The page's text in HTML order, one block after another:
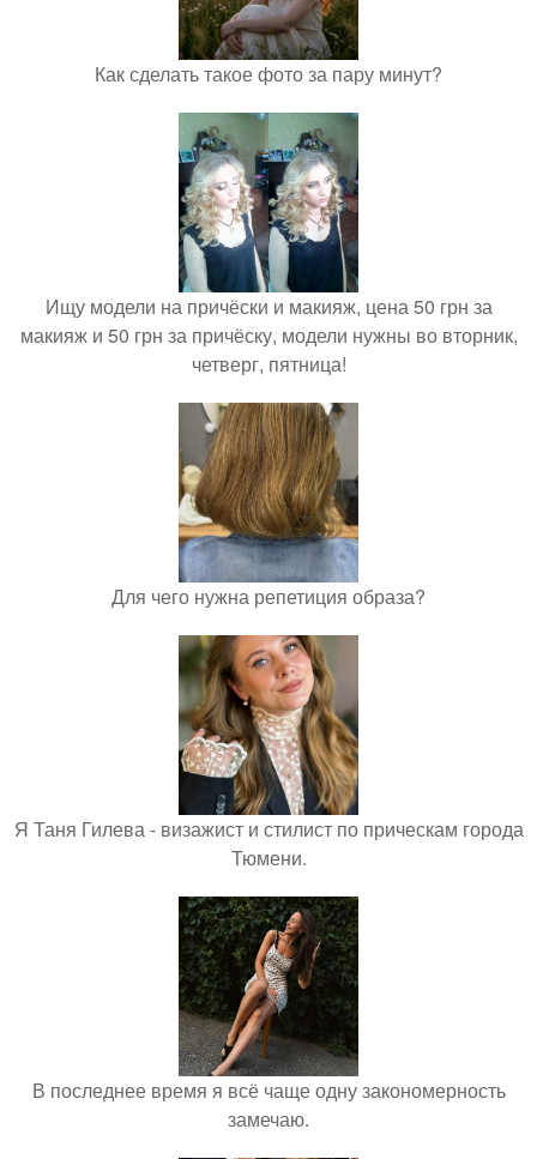
Как сделать такое фото за пару минут?
Ищу модели на причёски и макияж, цена 50 грн за
макияж и 50 грн за причёску, модели нужны во вторник,
четверг, пятница!
Для чего нужна репетиция образа?
Я Таня Гилева - визажист и стилист по прическам города
Тюмени.
В последнее время я всё чаще одну закономерность
замечаю.